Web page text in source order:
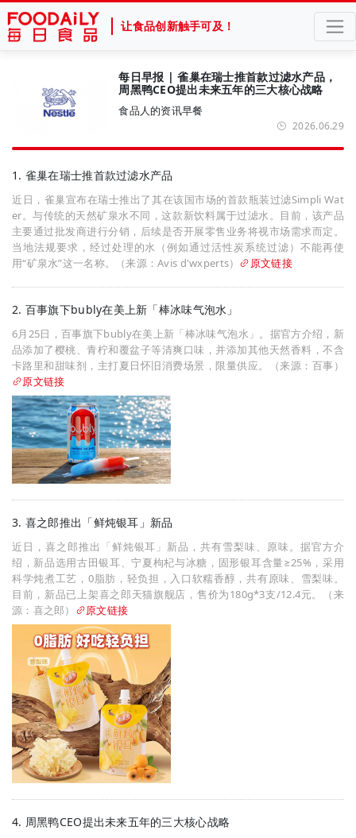
让食品创新触手可及！
每日早报 | 雀巢在瑞士推首款过滤水产品，
周黑鸭CEO提出未来五年的三大核心战略
食品人的资讯早餐
2026.06.29
1. 雀巢在瑞士推首款过滤水产品
近日，雀巢宣布在瑞士推出了其在该国市场的首款瓶装过滤Simpli Wat
er。与传统的天然矿泉水不同，这款新饮料属于过滤水。目前，该产品
主要通过批发商进行分销，后续是否开展零售业务将视市场需求而定。
当地法规要求，经过处理的水（例如通过活性炭系统过滤）不能再使
用“矿泉水”这一名称。（来源：Avis d'wxperts）
原文链接
2. 百事旗下bubly在美上新「棒冰味气泡水」
6月25日，百事旗下bubly在美上新「棒冰味气泡水」。据官方介绍，新
品添加了樱桃、青柠和覆盆子等清爽口味，并添加其他天然香料，不含
卡路里和甜味剂，主打夏日怀旧消费场景，限量供应。（来源：百事）
原文链接
3. 喜之郎推出「鲜炖银耳」新品
近日，喜之郎推出「鲜炖银耳」新品，共有雪梨味、原味。据官方介
绍，新品选用古田银耳、宁夏枸杞与冰糖，固形银耳含量≥25%，采用
科学炖煮工艺，0脂肪，轻负担，入口软糯香醇，共有原味、雪梨味。
目前，新品已上架喜之郎天猫旗舰店，售价为180g*3支/12.4元。（来
源：喜之郎）
原文链接
4. 周黑鸭CEO提出未来五年的三大核心战略